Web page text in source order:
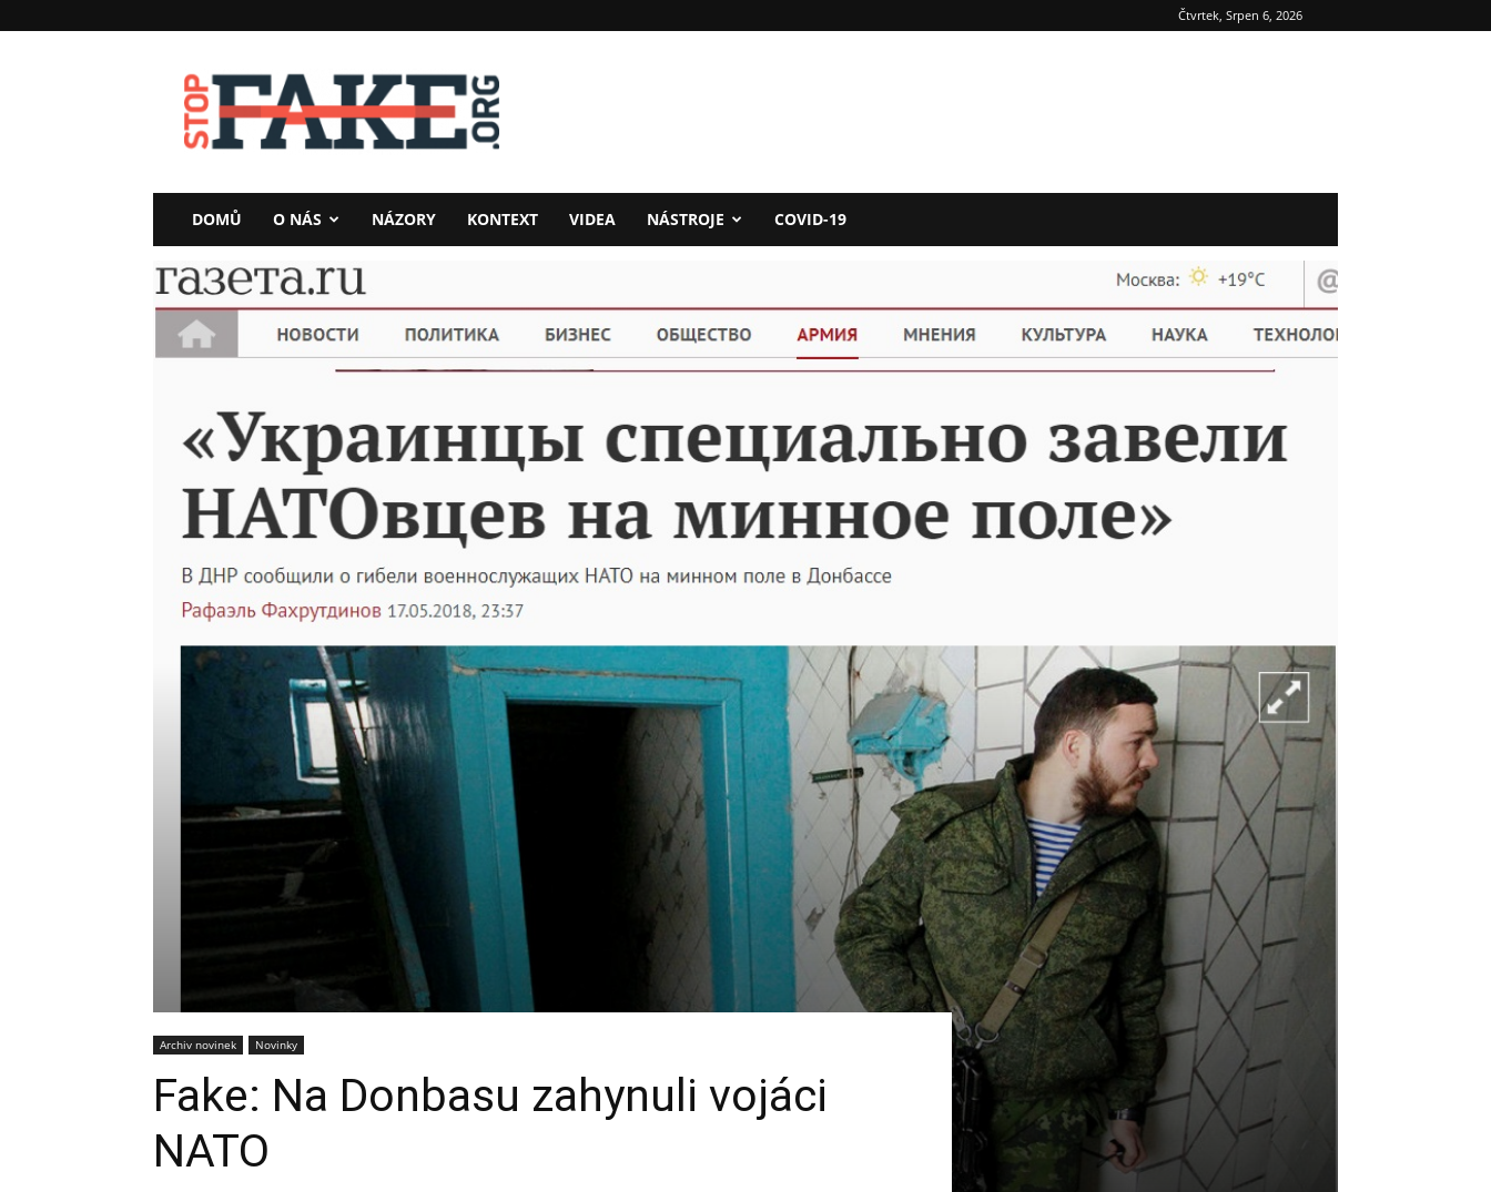
Čtvrtek, Srpen 6, 2026
StopFake
DOMŮ O NÁS NÁZORY KONTEXT VIDEA NÁSTROJE COVID-19
Archiv novinek Novinky
Fake: Na Donbasu zahynuli vojáci
NATO